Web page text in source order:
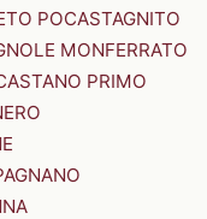
POCASTAGNITO
MONFERRATO
PRIMO